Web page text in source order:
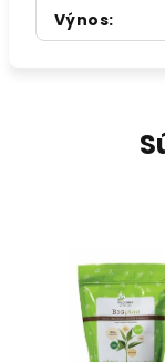
Výnos: